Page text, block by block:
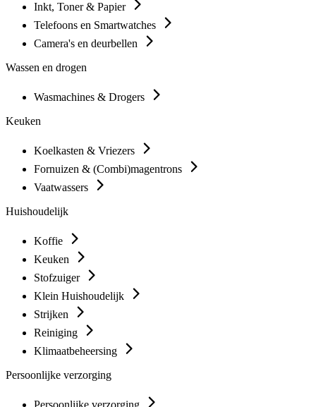
Inkt, Toner & Papier
Telefoons en Smartwatches
Camera's en deurbellen
Wassen en drogen
Wasmachines & Drogers
Keuken
Koelkasten & Vriezers
Fornuizen & (Combi)magentrons
Vaatwassers
Huishoudelijk
Koffie
Keuken
Stofzuiger
Klein Huishoudelijk
Strijken
Reiniging
Klimaatbeheersing
Persoonlijke verzorging
Persoonlijke verzorging